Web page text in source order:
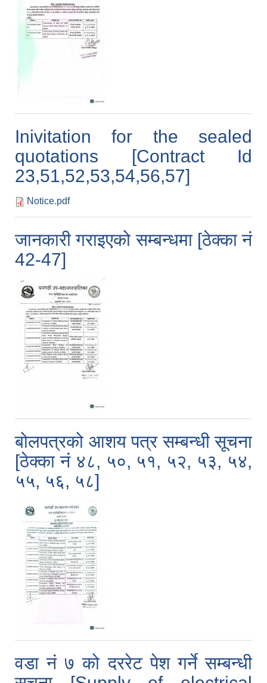
Inivitation for the sealed
quotations [Contract Id
23,51,52,53,54,56,57]
Notice.pdf
जानकारी गराइएको सम्बन्धमा [ठेक्का नं
42-47]
बोलपत्रको आशय पत्र सम्बन्धी सूचना
[ठेक्का नं ४८, ५०, ५१, ५२, ५३, ५४,
५५, ५६, ५८]
वडा नं ७ को दररेट पेश गर्ने सम्बन्धी